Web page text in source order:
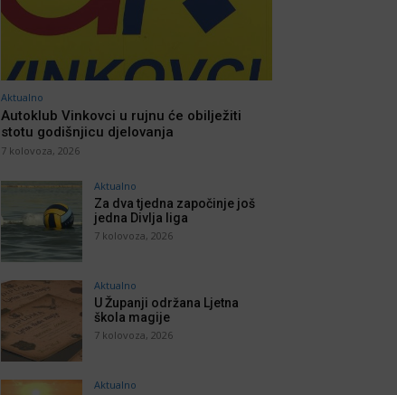
Aktualno
Autoklub Vinkovci u rujnu će obilježiti
stotu godišnjicu djelovanja
7 kolovoza, 2026
Aktualno
Za dva tjedna započinje još
jedna Divlja liga
7 kolovoza, 2026
Aktualno
U Županji održana Ljetna
škola magije
7 kolovoza, 2026
Aktualno